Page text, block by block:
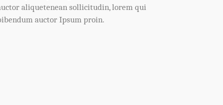
aliquetenean sollicitudin, lorem qui
auctor Ipsum proin.